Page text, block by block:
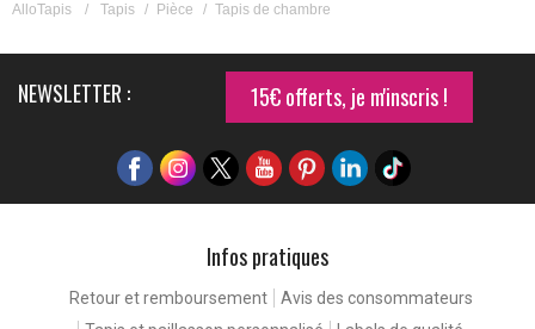
AlloTapis / Tapis / Pièce / Tapis de chambre
NEWSLETTER : 15€ offerts, je m'inscris !
Infos pratiques
Retour et remboursement
Avis des consommateurs